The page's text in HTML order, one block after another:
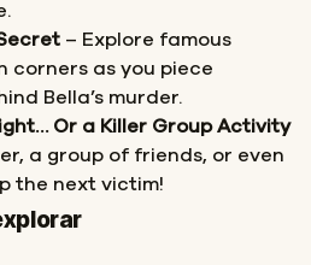
– Explore famous
corners as you piece
Bella’s murder.
Or a Killer Group Activity
a group of friends, or even
the next victim!